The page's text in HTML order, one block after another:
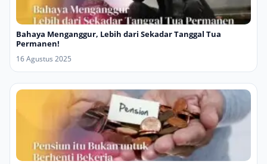
Bahaya Menganggur, Lebih dari Sekadar Tanggal Tua
Permanen!
16 Agustus 2025